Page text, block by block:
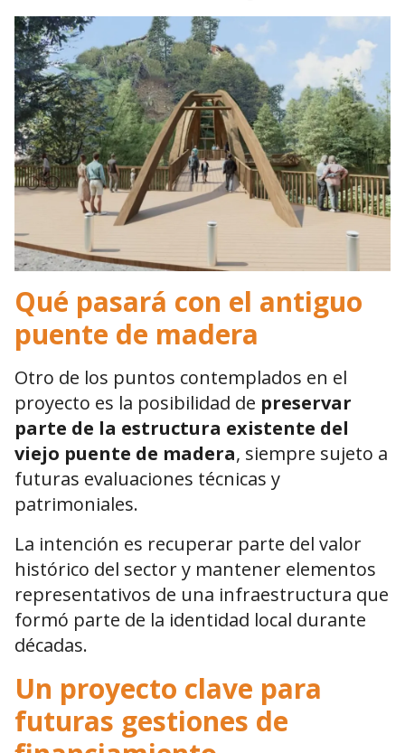
Qué pasará con el antiguo
puente de madera
Otro de los puntos contemplados en el
proyecto es la posibilidad de preservar
parte de la estructura existente del
viejo puente de madera, siempre sujeto a
futuras evaluaciones técnicas y
patrimoniales.
La intención es recuperar parte del valor
histórico del sector y mantener elementos
representativos de una infraestructura que
formó parte de la identidad local durante
décadas.
Un proyecto clave para
futuras gestiones de